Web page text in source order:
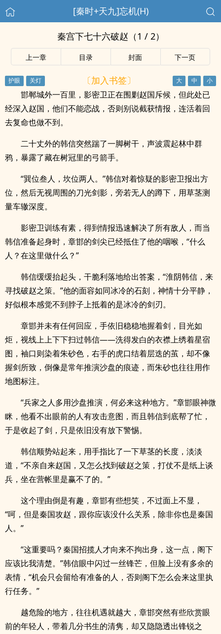
[秦时+天九]忘机(H)
秦宫下七十六破赵（1 / 2）
上一章 目录 封面 下一页
〔加入书签〕
邯郸城外一百里，影密卫正在围剿赵国斥候，但此处已
经深入赵国，他们不能恋战，否则别说截获情报，连活着回
去复命也做不到。
二十丈外的韩信突然踹了一脚树干，声波震起林中群
鸦，暴露了藏在树冠里的弓箭手。
“巽位叁人，坎位两人。”韩信对着惊疑的影密卫报出方
位，然后无视周围的刀光剑影，旁若无人的蹲下，用草茎测
量车辙深度。
影密卫训练有素，得到情报迅速解决了所有敌人，而当
韩信准备起身时，章邯的剑尖已经抵住了他的咽喉，“什么
人？在这里做什么？”
韩信缓缓抬起头，干脆利落地给出答案，“淮阴韩信，来
寻找破赵之策。”他的面容如同冰冷的石刻，神情十分平静，
好似根本感觉不到脖子上抵着的是冰冷的剑刃。
章邯并未有任何回应，手依旧稳稳地握着剑，目光如
炬，视线上上下下扫过韩信——洗得发白的衣襟上绣着星宿
图，袖口则染着朱砂色，右手的虎口结着层迭的茧，却不像
握剑所致，倒像是常年推演沙盘的痕迹，而朱砂也往往用作
地图标注。
“兵家之人多用沙盘推演，何必来这种地方。”章邯眼神微
眯，他看不出眼前的人有攻击意图，而且韩信到底帮了忙，
于是收起了剑，只是依旧没有放下警惕。
韩信顺势站起来，用手指比了一下草茎的长度，淡淡
道，“不亲自来赵国，又怎么找到破赵之策，打仗不是纸上谈
兵，坐在营帐里是赢不了的。”
这个理由倒是有趣，章邯有些想笑，不过面上不显，
“呵，但是秦国攻赵，跟你应该没什么关系，除非你也是秦国
人。”
“这重要吗？秦国招揽人才向来不拘出身，这一点，阁下
应该比我清楚。”韩信眼中闪过一丝锋芒，但脸上没有多余的
表情，“机会只会留给有准备的人，否则阁下怎么会来这里执
行任务。”
越危险的地方，往往机遇就越大，章邯突然有些欣赏眼
前的年轻人，带着几分书生的清隽，却又隐隐透出锋锐之